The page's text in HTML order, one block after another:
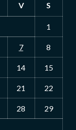
V S
1
7 8
14 15
21 22
28 29